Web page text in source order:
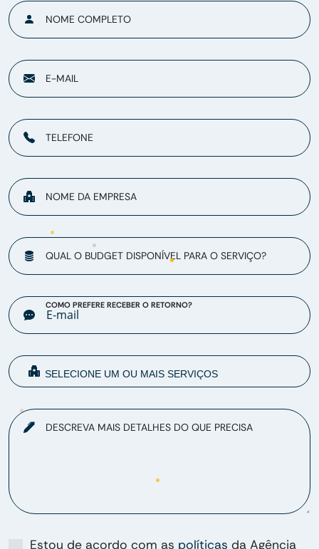
NOME COMPLETO
E-MAIL
TELEFONE
NOME DA EMPRESA
QUAL O BUDGET DISPONÍVEL PARA O SERVIÇO?
COMO PREFERE RECEBER O RETORNO?
DESCREVA MAIS DETALHES DO QUE PRECISA
Estou de acordo com as políticas da Agência